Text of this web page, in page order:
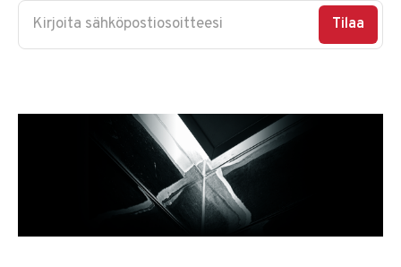
Kirjoita sähköpostiosoitteesi Tilaa